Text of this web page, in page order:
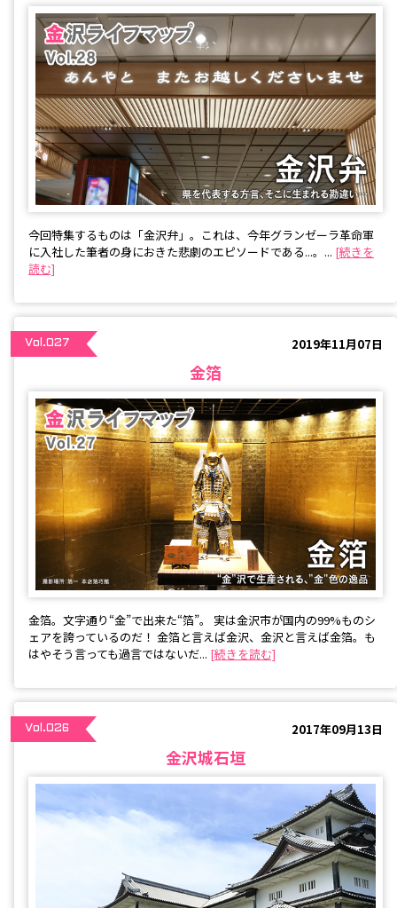
今回特集するものは「金沢弁」。これは、今年グランゼーラ革命軍
に入社した筆者の身におきた悲劇のエピソードである...。... [続きを
読む]
Vol.027 2019年11月07日
金箔
金箔。文字通り“金”で出来た“箔”。 実は金沢市が国内の99%ものシ
ェアを誇っているのだ！ 金箔と言えば金沢、金沢と言えば金箔。も
はやそう言っても過言ではないだ... [続きを読む]
Vol.026 2017年09月13日
金沢城石垣